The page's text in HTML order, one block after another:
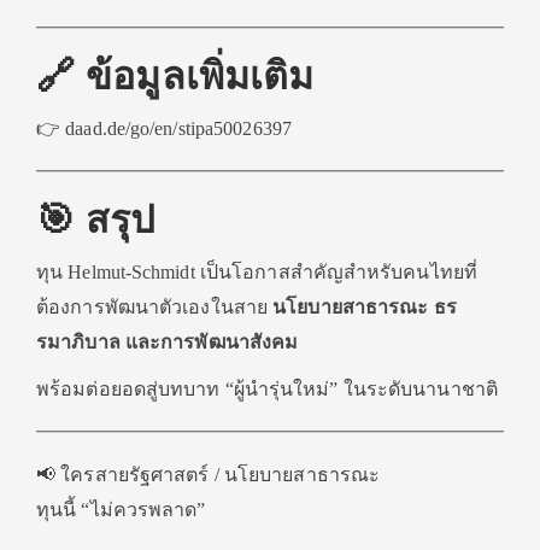
🔗 ข้อมูลเพิ่มเติม
👉 daad.de/go/en/stipa50026397
🎯 สรุป
ทุน Helmut-Schmidt เป็นโอกาสสำคัญสำหรับคนไทยที่
ต้องการพัฒนาตัวเองในสาย นโยบายสาธารณะ ธร
รมาภิบาล และการพัฒนาสังคม
พร้อมต่อยอดสู่บทบาท “ผู้นำรุ่นใหม่” ในระดับนานาชาติ
📢 ใครสายรัฐศาสตร์ / นโยบายสาธารณะ
ทุนนี้ “ไม่ควรพลาด”